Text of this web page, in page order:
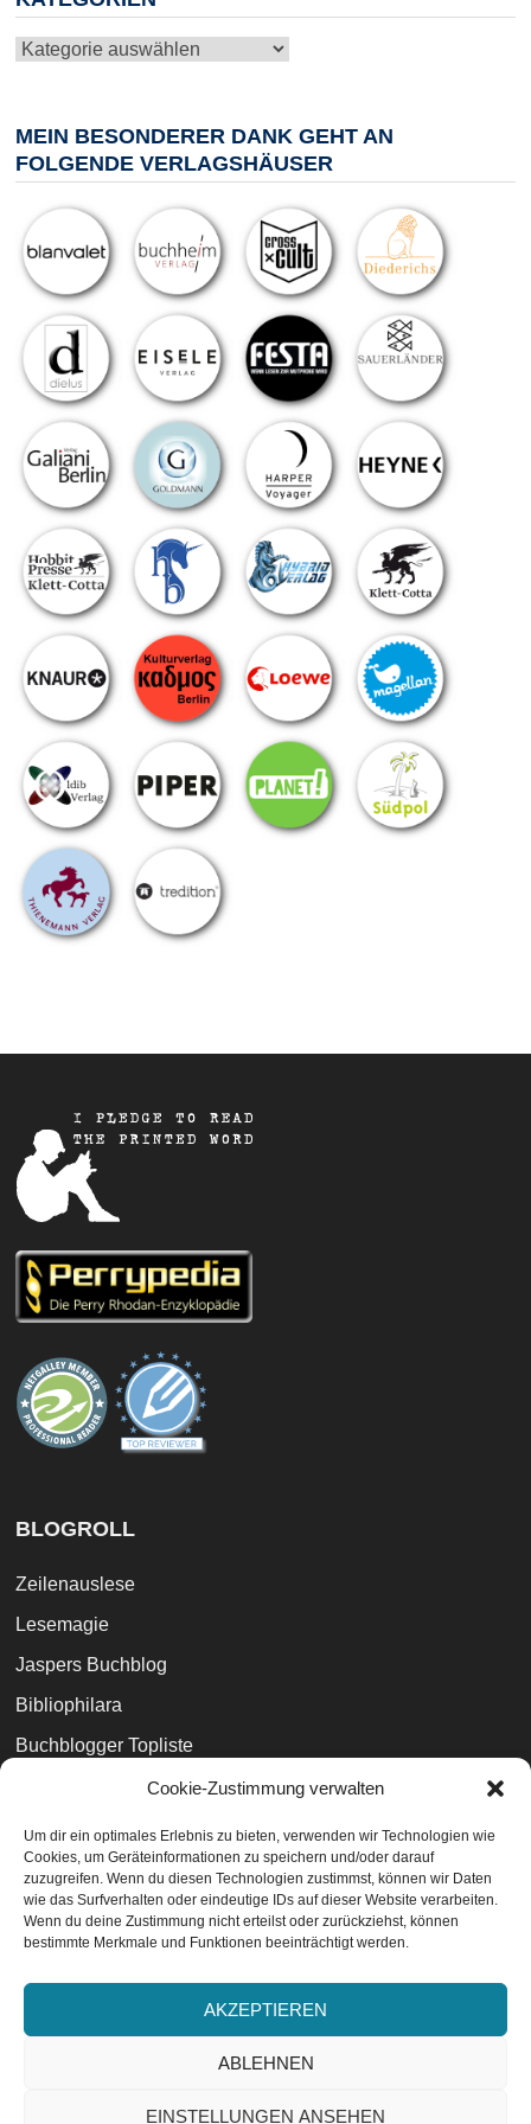
Cookie-Zustimmung verwalten
Um dir ein optimales Erlebnis zu bieten, verwenden wir Technologien wie
Cookies, um Geräteinformationen zu speichern und/oder darauf
zuzugreifen. Wenn du diesen Technologien zustimmst, können wir Daten
wie das Surfverhalten oder eindeutige IDs auf dieser Website verarbeiten.
Wenn du deine Zustimmung nicht erteilst oder zurückziehst, können
bestimmte Merkmale und Funktionen beeinträchtigt werden.
AKZEPTIEREN
ABLEHNEN
EINSTELLUNGEN ANSEHEN
Kategorien
MEIN BESONDERER DANK GEHT AN
FOLGENDE VERLAGSHÄUSER
BLOGROLL
Zeilenauslese
Lesemagie
Jaspers Buchblog
Bibliophilara
Buchblogger Topliste
100morgenwald
Phantastik Couch
Der Büchernarr
EU-Cookie-Richtlinie